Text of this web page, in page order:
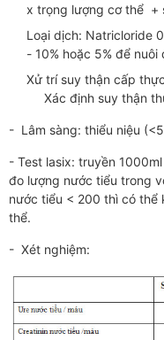
x trọng lượng cơ thể +
Loại dịch: Natricloride
- 10% hoặc 5% để
Xử trí suy thận cấp
Xác định suy thận
- Lâm sàng: thiểu niệu
- Test lasix: truyền
đo lượng nước tiểu trong
nước tiểu < 200 thì có thể
thể.
- Xét nghiệm: